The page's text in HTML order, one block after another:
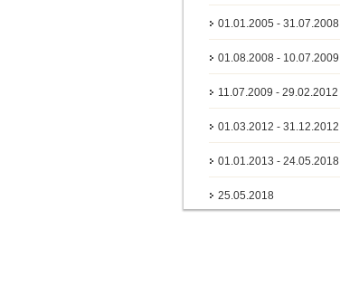
01.01.2005 - 31.07.2008
01.08.2008 - 10.07.2009
11.07.2009 - 29.02.2012
01.03.2012 - 31.12.2012
01.01.2013 - 24.05.2018
25.05.2018